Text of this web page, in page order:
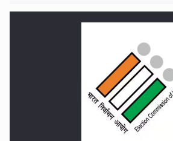
तीन नगरपरिषदांच्या निवडणुकीला ब्रेक, निवडणूक